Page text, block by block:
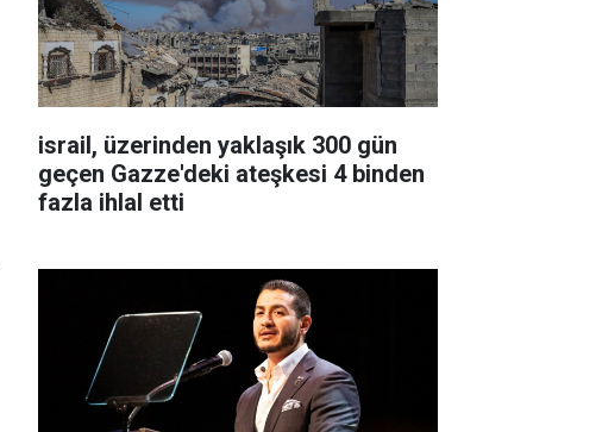
israil, üzerinden yaklaşık 300 gün
geçen Gazze'deki ateşkesi 4 binden
fazla ihlal etti